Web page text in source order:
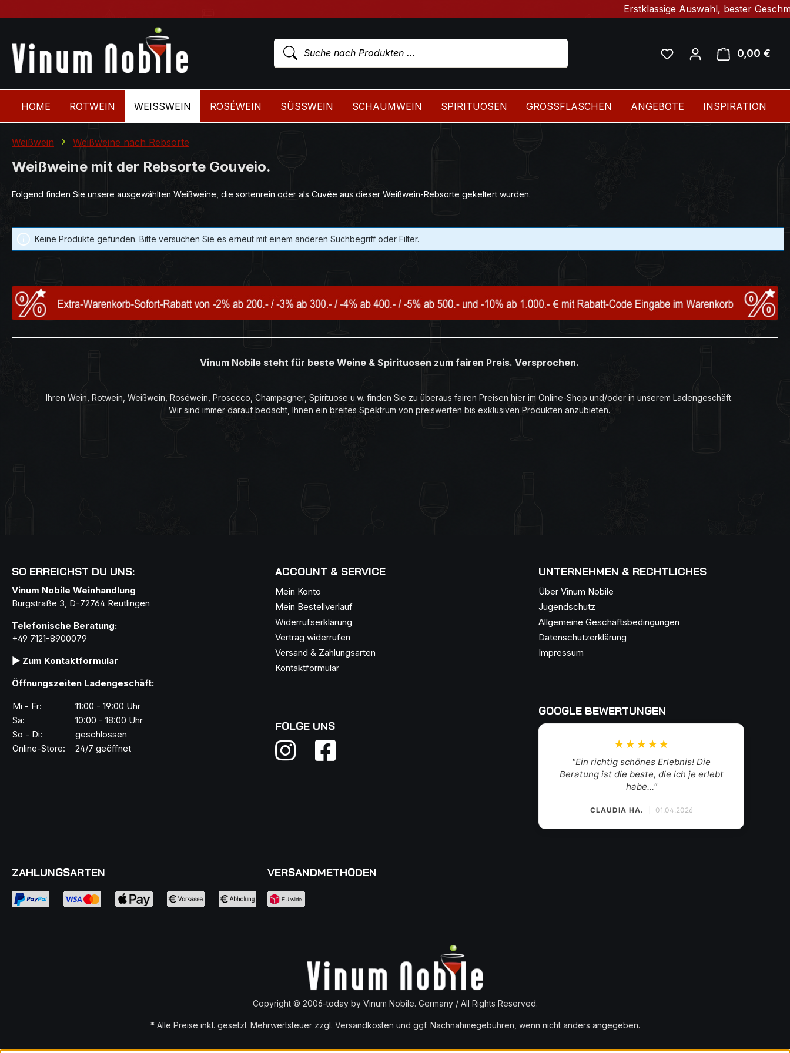
Erstklassige Auswahl, bester
Du hast 0 Produkte auf
0,00 €
HOME ROTWEIN WEISSWEIN ROSÉWEIN SÜSSWEIN SCHAUMWEIN SPIRITUOSEN GROSSFLASCHEN ANGEBOTE INSPIRATION
Weißwein Weißweine nach Rebsorte
Weißweine mit der Rebsorte Gouveio.
Folgend finden Sie unsere ausgewählten Weißweine, die sortenrein oder als Cuvée aus dieser Weißwein-Rebsorte gekeltert wurden.
Keine Produkte gefunden. Bitte versuchen Sie es erneut mit einem anderen Suchbegriff oder Filter.
Vinum Nobile steht für beste Weine & Spirituosen zum fairen Preis. Versprochen.
Ihren Wein, Rotwein, Weißwein, Roséwein, Prosecco, Champagner, Spirituose u.w. finden Sie zu überaus fairen Preisen hier im Online-Shop und/oder in unserem Ladengeschäft.
Wir sind immer darauf bedacht, Ihnen ein breites Spektrum von preiswerten bis exklusiven Produkten anzubieten.
SO ERREICHST DU UNS:
Vinum Nobile Weinhandlung
Burgstraße 3, D-72764 Reutlingen
Telefonische Beratung:
+49 7121-8900079
▶ Zum Kontaktformular
Öffnungszeiten Ladengeschäft:
Mi - Fr:
11:00 - 19:00 Uhr
Sa:
10:00 - 18:00 Uhr
So - Di:
geschlossen
Online-Store:
24/7 geöffnet
ACCOUNT & SERVICE
Mein Konto
Mein Bestellverlauf
Widerrufserklärung
Vertrag widerrufen
Versand & Zahlungsarten
Kontaktformular
FOLGE UNS
UNTERNEHMEN & RECHTLICHES
Über Vinum Nobile
Jugendschutz
Allgemeine Geschäftsbedingungen
Datenschutzerklärung
Impressum
GOOGLE BEWERTUNGEN
★★★★★
"Ein richtig schönes Erlebnis! Die
Beratung ist die beste, die ich je erlebt
habe..."
CLAUDIA HA. 01.04.2026
ZAHLUNGSARTEN VERSANDMETHODEN
Copyright © 2006-today by Vinum Nobile. Germany / All Rights Reserved.
* Alle Preise inkl. gesetzl. Mehrwertsteuer zzgl. Versandkosten und ggf. Nachnahmegebühren, wenn nicht anders angegeben.